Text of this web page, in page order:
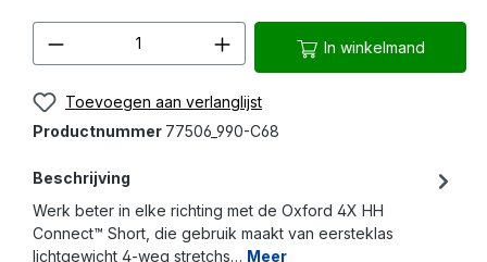
Producthoeveelheid: Voer de
In winkelmand
Toevoegen aan verlanglijst
Productnummer 77506_990-C68
Beschrijving
Werk beter in elke richting met de Oxford 4X HH
Connect™ Short, die gebruik maakt van eersteklas
lichtgewicht 4-weg stretchs… Meer